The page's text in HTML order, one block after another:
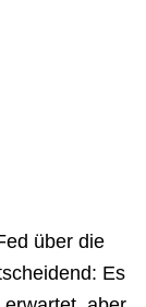
über die
Es